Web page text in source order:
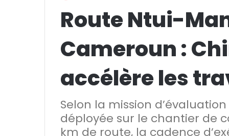
Route Ntui-
Cameroun :
accélère les
Selon la mission
déployée sur le chantier de
km de route, la cadence